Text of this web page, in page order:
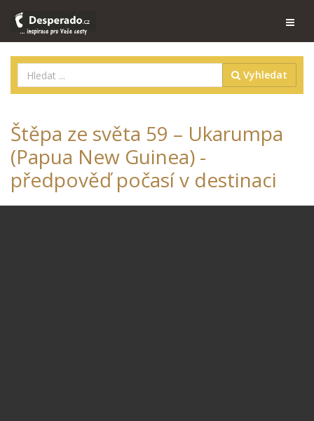
Vyhledat
Štěpa ze světa 59 – Ukarumpa
(Papua New Guinea) -
předpověď počasí v destinaci